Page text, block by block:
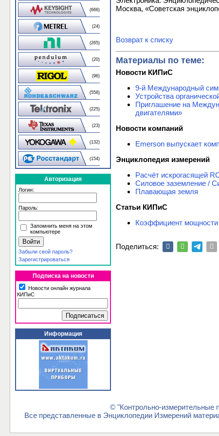
(666)
(24)
(265)
(20)
(96)
(558)
(225)
(23)
(132)
(154)
Авторизация
Логин:
Пароль:
Запомнить меня на этом
компьютере
Забыли свой пароль?
Зарегистрироваться
Подписка на новости
Новости онлайн журнала
КИПиС
Информация
Москва, «Советская
Возврат к списку
Материалы по теме:
Новости КИПиС
9-й Международный
Устройства
Приглашение на
двигателями»
Новости компаний
Emerson выпускает
Энциклопедия измерений
Расчёт искрогасящей
Силовое заземление /
Плавающая земля
Статьи КИПиС
Коэффициент
Поделиться:
© "Контрольно-
Все представленные в Энциклопедии Измерений